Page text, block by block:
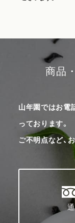
商品
山年園ではお電
っております。
ご不明点など、